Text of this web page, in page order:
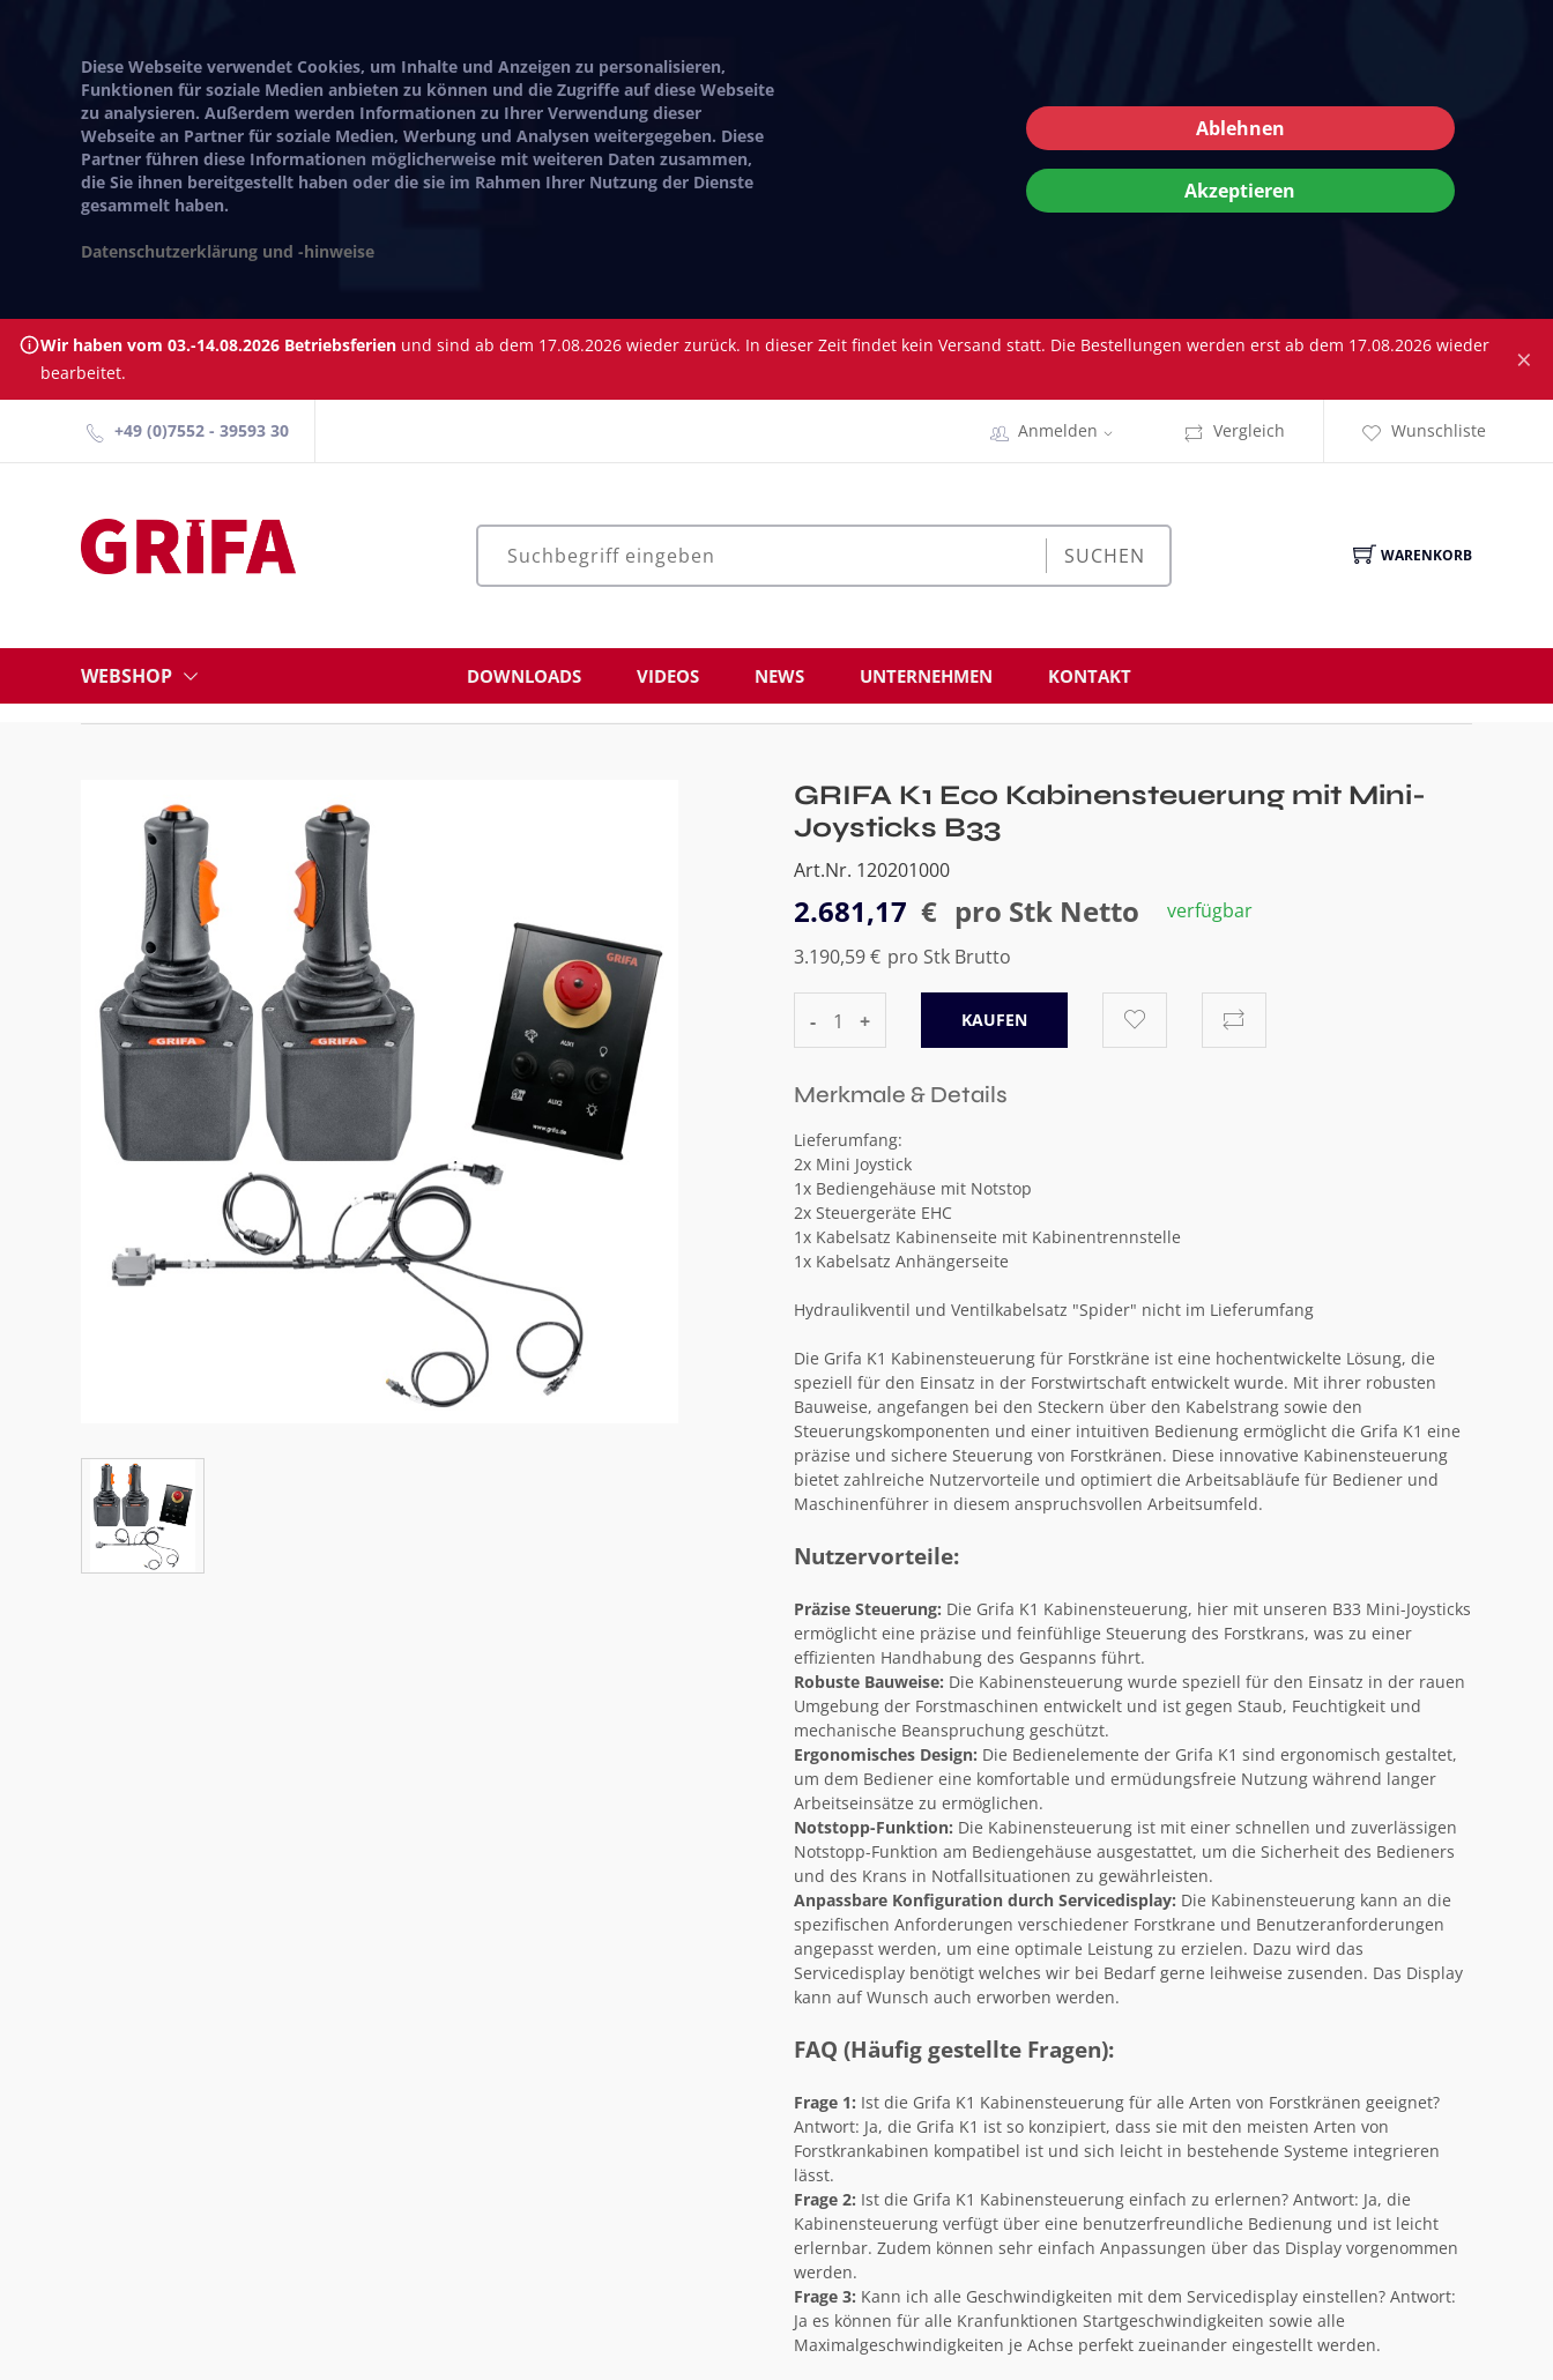
Diese Webseite verwendet Cookies, um Inhalte und Anzeigen zu personalisieren,
Funktionen für soziale Medien anbieten zu können und die Zugriffe auf diese Webseite
zu analysieren. Außerdem werden Informationen zu Ihrer Verwendung dieser
Webseite an Partner für soziale Medien, Werbung und Analysen weitergegeben. Diese
Partner führen diese Informationen möglicherweise mit weiteren Daten zusammen,
die Sie ihnen bereitgestellt haben oder die sie im Rahmen Ihrer Nutzung der Dienste
gesammelt haben.
Datenschutzerklärung und -hinweise
Ablehnen
Akzeptieren
Wir haben vom 03.-14.08.2026 Betriebsferien und sind ab dem 17.08.2026 wieder zurück. In dieser Zeit findet kein Versand statt. Die Bestellungen werden erst ab dem 17.08.2026 wieder
bearbeitet.
×
+49 (0)7552 - 39593 30 Anmelden Vergleich Wunschliste
SUCHEN WARENKORB
WEBSHOP DOWNLOADS VIDEOS NEWS UNTERNEHMEN KONTAKT
GRIFA K1 Eco Kabinensteuerung mit Mini-
Joysticks B33
Art.Nr. 120201000
2.681,17 € pro Stk Netto
verfügbar
3.190,59 € pro Stk Brutto
- +
Merkmale & Details
Lieferumfang:
2x Mini Joystick
1x Bediengehäuse mit Notstop
2x Steuergeräte EHC
1x Kabelsatz Kabinenseite mit Kabinentrennstelle
1x Kabelsatz Anhängerseite
Hydraulikventil und Ventilkabelsatz "Spider" nicht im Lieferumfang
Die Grifa K1 Kabinensteuerung für Forstkräne ist eine hochentwickelte Lösung, die
speziell für den Einsatz in der Forstwirtschaft entwickelt wurde. Mit ihrer robusten
Bauweise, angefangen bei den Steckern über den Kabelstrang sowie den
Steuerungskomponenten und einer intuitiven Bedienung ermöglicht die Grifa K1 eine
präzise und sichere Steuerung von Forstkränen. Diese innovative Kabinensteuerung
bietet zahlreiche Nutzervorteile und optimiert die Arbeitsabläufe für Bediener und
Maschinenführer in diesem anspruchsvollen Arbeitsumfeld.
Nutzervorteile:
Präzise Steuerung: Die Grifa K1 Kabinensteuerung, hier mit unseren B33 Mini-Joysticks
ermöglicht eine präzise und feinfühlige Steuerung des Forstkrans, was zu einer
effizienten Handhabung des Gespanns führt.
Robuste Bauweise: Die Kabinensteuerung wurde speziell für den Einsatz in der rauen
Umgebung der Forstmaschinen entwickelt und ist gegen Staub, Feuchtigkeit und
mechanische Beanspruchung geschützt.
Ergonomisches Design: Die Bedienelemente der Grifa K1 sind ergonomisch gestaltet,
um dem Bediener eine komfortable und ermüdungsfreie Nutzung während langer
Arbeitseinsätze zu ermöglichen.
Notstopp-Funktion: Die Kabinensteuerung ist mit einer schnellen und zuverlässigen
Notstopp-Funktion am Bediengehäuse ausgestattet, um die Sicherheit des Bedieners
und des Krans in Notfallsituationen zu gewährleisten.
Anpassbare Konfiguration durch Servicedisplay: Die Kabinensteuerung kann an die
spezifischen Anforderungen verschiedener Forstkrane und Benutzeranforderungen
angepasst werden, um eine optimale Leistung zu erzielen. Dazu wird das
Servicedisplay benötigt welches wir bei Bedarf gerne leihweise zusenden. Das Display
kann auf Wunsch auch erworben werden.
FAQ (Häufig gestellte Fragen):
Frage 1: Ist die Grifa K1 Kabinensteuerung für alle Arten von Forstkränen geeignet?
Antwort: Ja, die Grifa K1 ist so konzipiert, dass sie mit den meisten Arten von
Forstkrankabinen kompatibel ist und sich leicht in bestehende Systeme integrieren
lässt.
Frage 2: Ist die Grifa K1 Kabinensteuerung einfach zu erlernen? Antwort: Ja, die
Kabinensteuerung verfügt über eine benutzerfreundliche Bedienung und ist leicht
erlernbar. Zudem können sehr einfach Anpassungen über das Display vorgenommen
werden.
Frage 3: Kann ich alle Geschwindigkeiten mit dem Servicedisplay einstellen? Antwort:
Ja es können für alle Kranfunktionen Startgeschwindigkeiten sowie alle
Maximalgeschwindigkeiten je Achse perfekt zueinander eingestellt werden.